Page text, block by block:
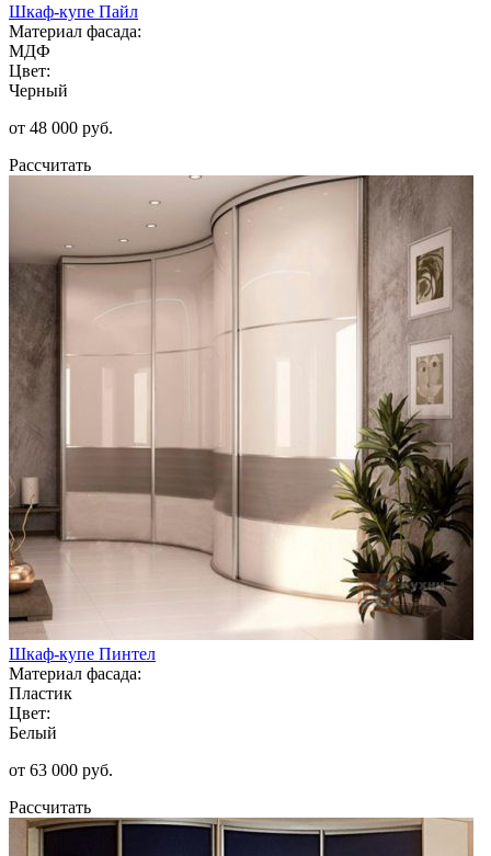
Шкаф-купе Пайл
Материал фасада:
МДФ
Цвет:
Черный
от 48 000 руб.
Рассчитать
Шкаф-купе Пинтел
Материал фасада:
Пластик
Цвет:
Белый
от 63 000 руб.
Рассчитать